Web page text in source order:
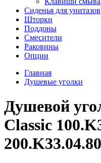
Сиденья для унитазов
Шторки
Поддоны
Смесители
Раковины
Опции
Главная
Душевые уголки
Душевой
Classic